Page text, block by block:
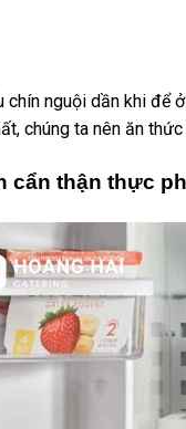
chín nguội dần khi để
chúng ta nên ăn
cẩn thận thực